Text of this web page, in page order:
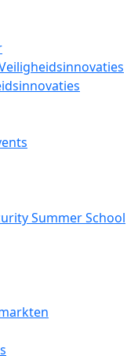
Summer School